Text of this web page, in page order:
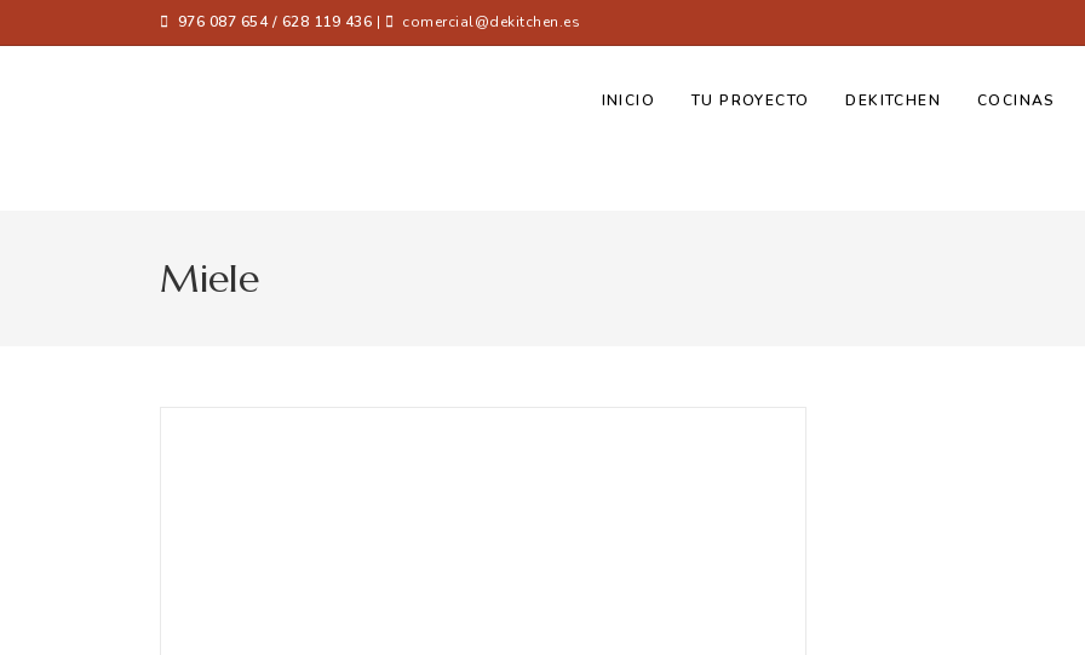
976 087 654 / 628 119 436 | comercial@dekitchen.es
INICIO TU PROYECTO DEKITCHEN COCINAS
Miele